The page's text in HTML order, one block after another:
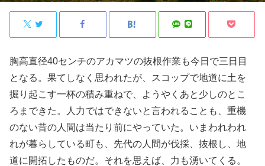
胸高直径40センチのアカマツの抜根作業も今日で三日目
となる。果てしなく思われたが、スコップで地道に土を
掘り起こす一杯の積み重ねで、ようやくあと少しのとこ
ろまできた。人力ではできないと言われることも、重機
のない昔の人間は当たり前にやっていた。いまわれわれ
れが暮らしている町も、先代の人間が伐採、抜根し、地
道に開拓したものだ。それを思えば、力も湧いてくる。